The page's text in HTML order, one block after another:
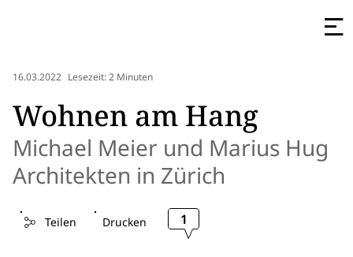
16.03.2022 Lesezeit: 2 Minuten
Wohnen am Hang
Michael Meier und Marius Hug
Architekten in Zürich
Teilen Drucken 1